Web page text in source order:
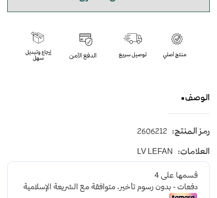
الوصف
رمز المنتج: 2606212
العلامات: LV LEFAN